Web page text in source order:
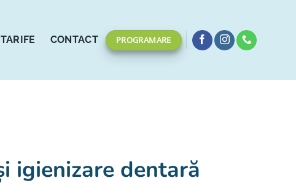
TARIFE CONTACT PROGRAMARE
igienizare dentară